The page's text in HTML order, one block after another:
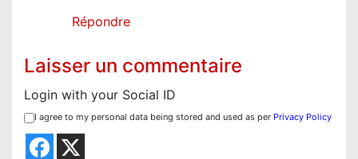
Répondre
Laisser un commentaire
Login with your Social ID
I agree to my personal data being stored and used as per Privacy Policy